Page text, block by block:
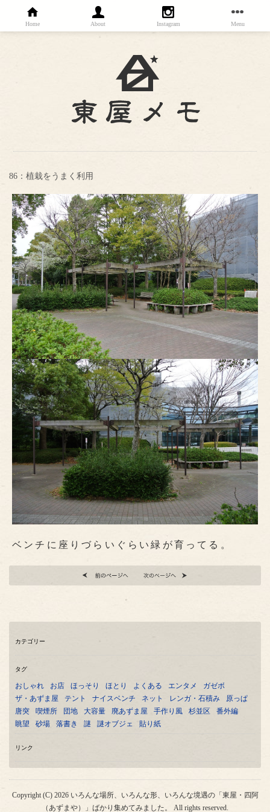
Home About Instagram Menu
86：植栽をうまく利用
ベンチに座りづらいぐらい緑が育ってる。
カテゴリー
タグ
おしゃれ お店 ほっそり ほとり よくある エンタメ
ガゼボ
ザ・あずま屋
テント ナイスベンチ ネット レンガ・石積み
原っぱ
唐突
喫煙所 団地 大容量 廃あずま屋 手作り風 杉並区
番外編
眺望
砂場 落書き 謎 謎オブジェ 貼り紙
リンク
Copyright (C) 2026 いろんな場所、いろんな形、いろんな境遇の「東屋・四阿
（あずまや）」ばかり集めてみました。 All rights reserved.